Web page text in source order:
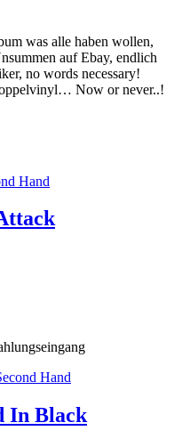
was alle haben wollen,
auf Ebay, endlich
no words necessary!
Now or never..!
Hand
Hand
In Black